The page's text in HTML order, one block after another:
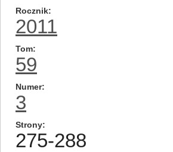
Rocznik
2011
Tom
59
Numer
3
Strony
275-288